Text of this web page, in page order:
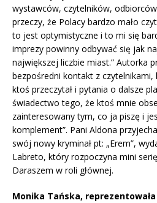
wystawców, czytelników,
przeczy, że Polacy bardzo mało
to jest optymistyczne i to mi się
imprezy powinny odbywać się jak
największej liczbie miast.” Autorka
bezpośredni kontakt z
ktoś przeczytał i pytania o dalsze
świadectwo tego, że ktoś mnie
zainteresowany tym, co ja piszę i
komplement”. Pani Aldona
swój nowy kryminał pt: „Erem”,
Labreto, który rozpoczyna mini
Daraszem w roli głównej.
Monika Tańska,